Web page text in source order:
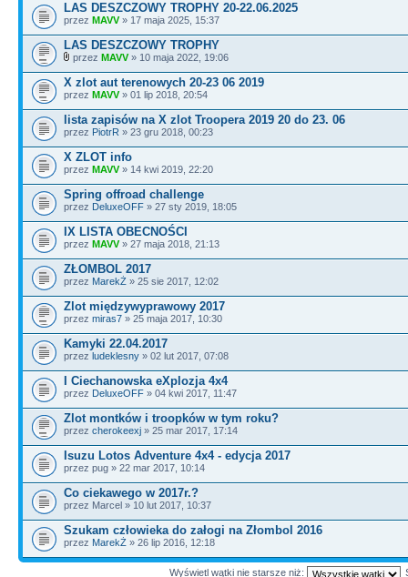
LAS DESZCZOWY TROPHY 20-22.06.2025
przez MAVV» 17 maja 2025, 15:37
LAS DESZCZOWY TROPHY
przez MAVV» 10 maja 2022, 19:06
X zlot aut terenowych 20-23 06 2019
przez MAVV» 01 lip 2018, 20:54
lista zapisów na X zlot Troopera 2019 20 do 23. 06
przez PiotrR » 23 gru 2018, 00:23
X ZLOT info
przez MAVV» 14 kwi 2019, 22:20
Spring offroad challenge
przez DeluxeOFF » 27 sty 2019, 18:05
IX LISTA OBECNOŚCI
przez MAVV» 27 maja 2018, 21:13
ZŁOMBOL 2017
przez MarekŻ » 25 sie 2017, 12:02
Zlot międzywyprawowy 2017
przez miras7 » 25 maja 2017, 10:30
Kamyki 22.04.2017
przez ludeklesny » 02 lut 2017, 07:08
I Ciechanowska eXplozja 4x4
przez DeluxeOFF » 04 kwi 2017, 11:47
Zlot montków i troopków w tym roku?
przez cherokeexj » 25 mar 2017, 17:14
Isuzu Lotos Adventure 4x4 - edycja 2017
przez pug » 22 mar 2017, 10:14
Co ciekawego w 2017r.?
przez Marcel » 10 lut 2017, 10:37
Szukam człowieka do załogi na Złombol 2016
przez MarekŻ » 26 lip 2016, 12:18
Wyświetl wątki nie starsze niż: